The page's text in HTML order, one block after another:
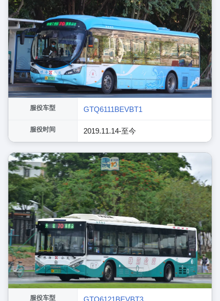
服役车型 GTQ6111BEVBT1
服役时间 2019.11.14-至今
服役车型